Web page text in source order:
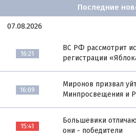
Последние
07.08.2026
16:21
ВС РФ рассмотрит
регистрации
16:09
Миронов призвал
Минпросвещения и
15:41
Большевики
они - победители